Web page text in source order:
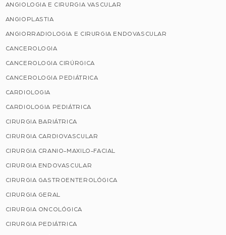
ANGIOLOGIA E CIRURGIA VASCULAR
ANGIOPLASTIA
ANGIORRADIOLOGIA E CIRURGIA ENDOVASCULAR
CANCEROLOGIA
CANCEROLOGIA CIRÚRGICA
CANCEROLOGIA PEDIÁTRICA
CARDIOLOGIA
CARDIOLOGIA PEDIÁTRICA
CIRURGIA BARIÁTRICA
CIRURGIA CARDIOVASCULAR
CIRURGIA CRANIO-MAXILO-FACIAL
CIRURGIA ENDOVASCULAR
CIRURGIA GASTROENTEROLÓGICA
CIRURGIA GERAL
CIRURGIA ONCOLÓGICA
CIRURGIA PEDIÁTRICA